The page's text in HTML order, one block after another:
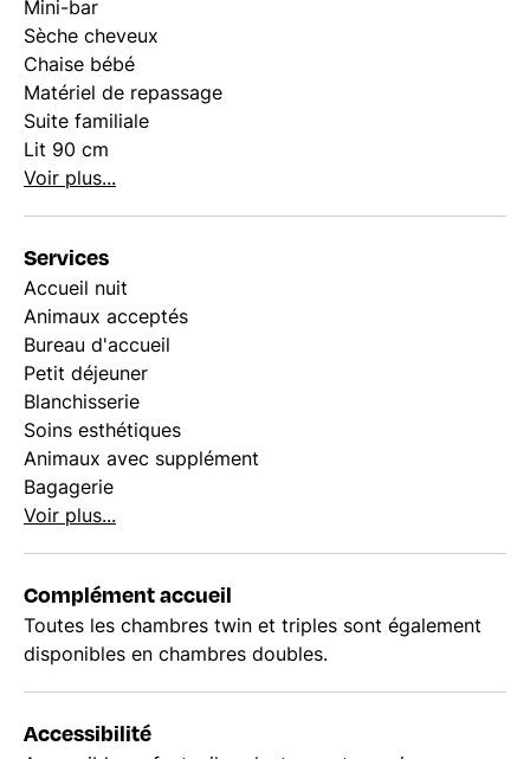
Mini-bar
Sèche cheveux
Chaise bébé
Matériel de repassage
Suite familiale
Lit 90 cm
Voir plus...
Services
Accueil nuit
Animaux acceptés
Bureau d'accueil
Petit déjeuner
Blanchisserie
Soins esthétiques
Animaux avec supplément
Bagagerie
Voir plus...
Complément accueil
Toutes les chambres twin et triples sont également
disponibles en chambres doubles.
Accessibilité